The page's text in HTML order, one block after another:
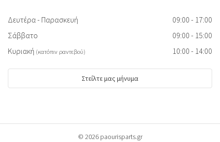
Δευτέρα - Παρασκευή
09:00 - 17:00
Σάββατο
09:00 - 15:00
Κυριακή (κατόπιν ραντεβού) 10:00 - 14:00
Στείλτε μας μήνυμα
© 2026 paourisparts.gr